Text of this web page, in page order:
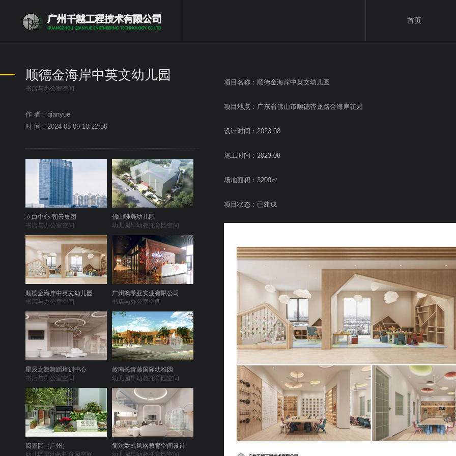
首页
项目名称：顺德金海岸中英文幼儿园
项目地点：广东省佛山市顺德杏龙路金海岸花园
设计时间：2023.08
施工时间：2023.08
场地面积：3200㎡
项目状态：已建成
顺德金海岸中英文幼儿园
书店与办公室空间
作 者：qianyue
时 间：2024-08-09 10:22:56
立白中心-朝云集团
书店与办公室空间
佛山唯美幼儿园
幼儿园早幼教托育园空间
顺德金海岸中英文幼儿园
书店与办公室空间
广州澳希亚实业有限公司
书店与办公室空间
星辰之舞舞蹈培训中心
书店与办公室空间
岭南长青藤国际幼稚园
幼儿园早幼教托育园空间
阅景园（广州）
幼儿园早幼教托育园空间
简法欧式风格教育空间设计
幼儿园早幼教托育园空间